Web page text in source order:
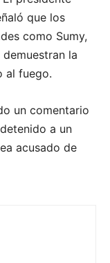
que los
como Sumy,
la
al fuego.
un comentario
a un
acusado de